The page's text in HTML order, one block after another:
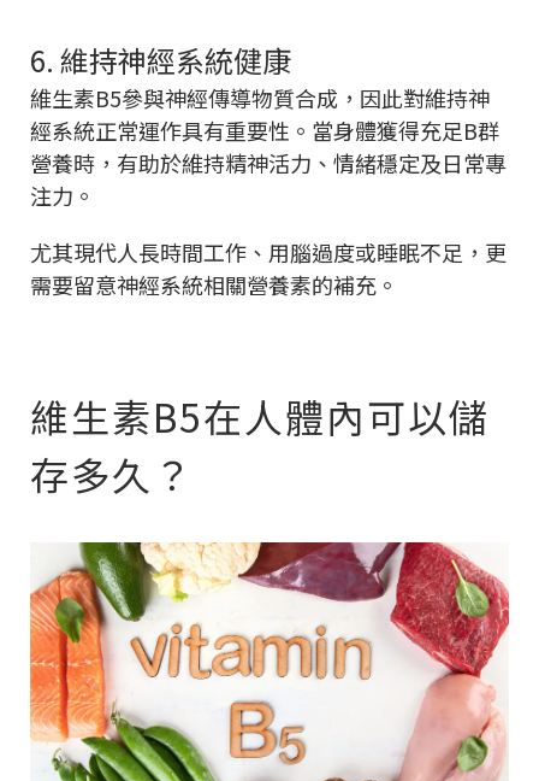
6. 維持神經系統健康
維生素B5參與神經傳導物質合成，因此對維持神
經系統正常運作具有重要性。當身體獲得充足B群
營養時，有助於維持精神活力、情緒穩定及日常專
注力。
尤其現代人長時間工作、用腦過度或睡眠不足，更
需要留意神經系統相關營養素的補充。
維生素B5在人體內可以儲
存多久？